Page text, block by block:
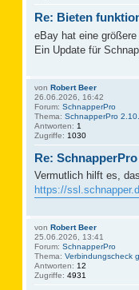
Re: Bieten
eBay hat eine größere
Ein Update für
von Robert Beer
26.06.2026, 16:42
Forum: SchnapperPro
Thema: SchnapperPro
Antworten: 1
Zugriffe: 1030
Re:
Vermutlich hilft es,
https://
von Robert Beer
25.06.2026, 13:41
Forum: SchnapperPro
Thema: Verbindungscheck
Antworten: 12
Zugriffe: 4931